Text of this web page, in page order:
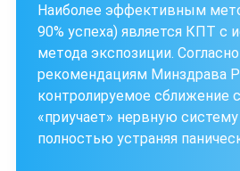
Наиболее эффективным
90% успеха) является КПТ с
метода экспозиции.
рекомендациям Минздрава
контролируемое сближение
«приучает» нервную систему
полностью устраняя